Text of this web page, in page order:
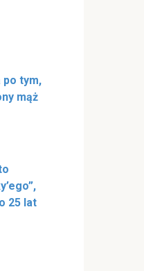
po tym,
mąż
25 lat